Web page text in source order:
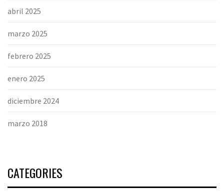
abril 2025
marzo 2025
febrero 2025
enero 2025
diciembre 2024
marzo 2018
CATEGORIES